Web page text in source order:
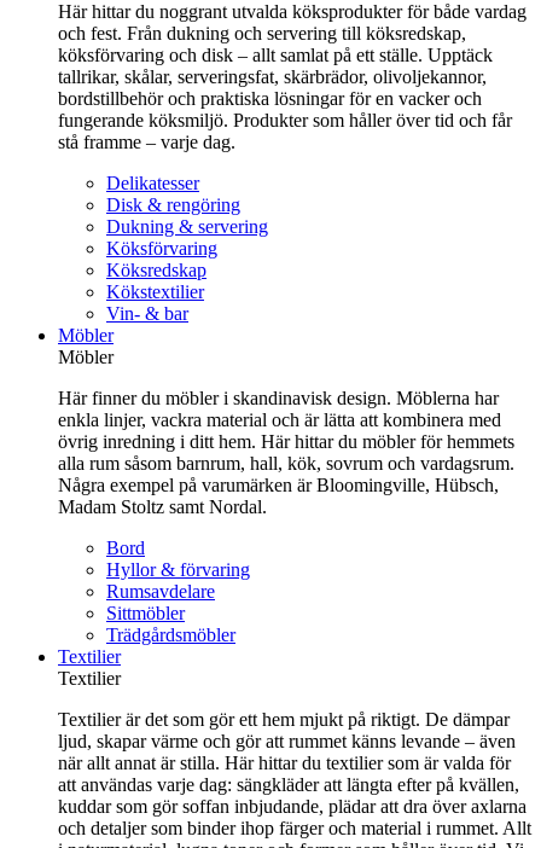
Här hittar du noggrant utvalda köksprodukter för både vardag
och fest. Från dukning och servering till köksredskap,
köksförvaring och disk – allt samlat på ett ställe. Upptäck
tallrikar, skålar, serveringsfat, skärbrädor, olivoljekannor,
bordstillbehör och praktiska lösningar för en vacker och
fungerande köksmiljö. Produkter som håller över tid och får
stå framme – varje dag.
Delikatesser
Disk & rengöring
Dukning & servering
Köksförvaring
Köksredskap
Kökstextilier
Vin- & bar
Möbler
Möbler
Här finner du möbler i skandinavisk design. Möblerna har
enkla linjer, vackra material och är lätta att kombinera med
övrig inredning i ditt hem. Här hittar du möbler för hemmets
alla rum såsom barnrum, hall, kök, sovrum och vardagsrum.
Några exempel på varumärken är Bloomingville, Hübsch,
Madam Stoltz samt Nordal.
Bord
Hyllor & förvaring
Rumsavdelare
Sittmöbler
Trädgårdsmöbler
Textilier
Textilier
Textilier är det som gör ett hem mjukt på riktigt. De dämpar
ljud, skapar värme och gör att rummet känns levande – även
när allt annat är stilla. Här hittar du textilier som är valda för
att användas varje dag: sängkläder att längta efter på kvällen,
kuddar som gör soffan inbjudande, plädar att dra över axlarna
och detaljer som binder ihop färger och material i rummet. Allt